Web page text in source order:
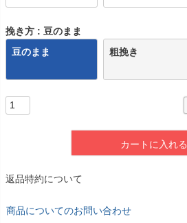
挽き方
豆のまま
豆のまま
粗挽き
カートに入れる
返品特約について
商品についてのお問い合わせ